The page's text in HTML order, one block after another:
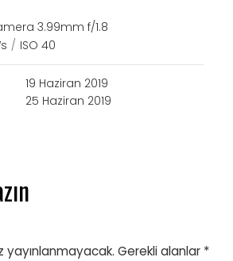
3.99mm f/1.8
/ ISO 40
19 Haziran 2019
25 Haziran 2019
yayınlanmayacak. Gerekli alanlar *